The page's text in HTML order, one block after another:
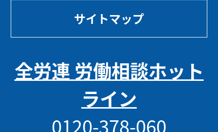
サイトマップ
全労連 労働相談ホット
ライン
0120-378-060